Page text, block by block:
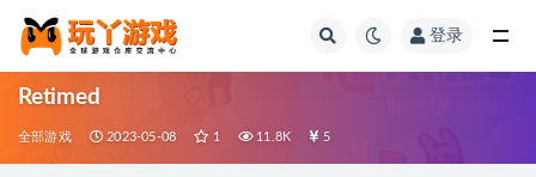
登录
Retimed
全部游戏 2023-05-08 1 11.8K 5